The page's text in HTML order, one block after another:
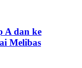
A dan ke
Melibas